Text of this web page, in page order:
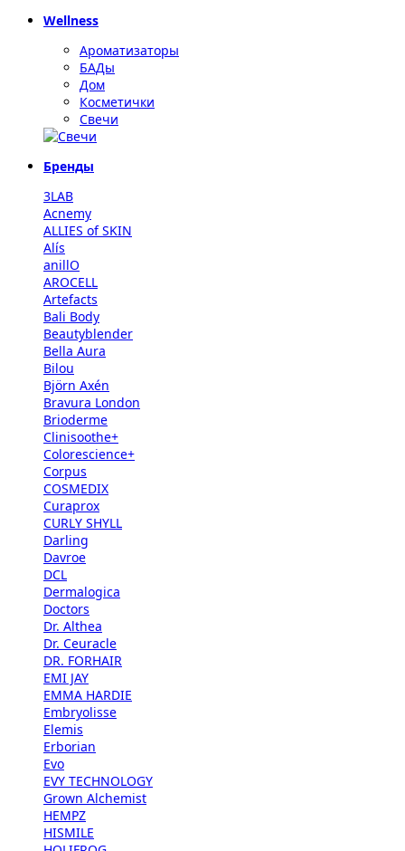
Wellness
Ароматизаторы
БАДы
Дом
Косметички
Свечи
Бренды
3LAB
Acnemy
ALLIES of SKIN
Alís
anillO
AROCELL
Artefacts
Bali Body
Beautyblender
Bella Aura
Bilou
Björn Axén
Bravura London
Brioderme
Clinisoothe+
Colorescience+
Corpus
COSMEDIX
Curaprox
CURLY SHYLL
Darling
Davroe
DCL
Dermalogica
Doctors
Dr. Althea
Dr. Ceuracle
DR. FORHAIR
EMI JAY
EMMA HARDIE
Embryolisse
Elemis
Erborian
Evo
EVY TECHNOLOGY
Grown Alchemist
HEMPZ
HISMILE